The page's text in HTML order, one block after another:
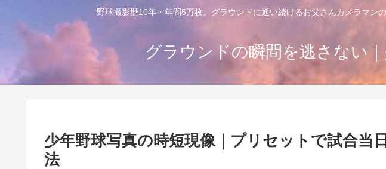
野球撮影歴10年・年間5万枚。グラウンドに通い続けるお父さんカメラマン
グラウンドの瞬間を逃さない
少年野球写真の時短現像｜プリセットで試合当
法